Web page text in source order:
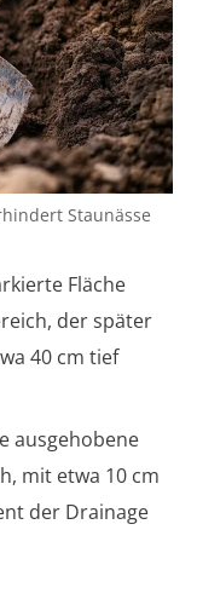
Staunässe
Fläche
der später
40 cm tief
ausgehobene
mit etwa 10 cm
der Drainage